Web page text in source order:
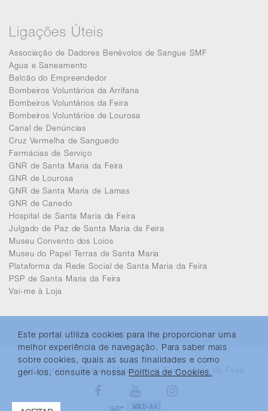
Este portal utiliza cookies para lhe proporcionar uma
melhor experiência de navegação. Para saber mais
sobre cookies, quais as suas finalidades e como
geri-los, consulte a nossa Política de Cookies.
Ligações Úteis
Associação de Dadores Benévolos de Sangue SMF
Agua e Saneamento
Balcão do Empreendedor
Bombeiros Voluntários da Arrifana
Bombeiros Voluntários da Feira
Bombeiros Voluntários de Lourosa
Canal de Denúncias
Cruz Vermelha de Sanguedo
Farmácias de Serviço
GNR de Santa Maria da Feira
GNR de Lourosa
GNR de Santa Maria de Lamas
GNR de Canedo
Hospital de Santa Maria da Feira
Julgado de Paz de Santa Maria da Feira
Museu Convento dos Loios
Museu do Papel Terras de Santa Maria
Plataforma da Rede Social de Santa Maria da Feira
PSP de Santa Maria da Feira
Vai-me à Loja
© Copyright - Câmara Municipal de Santa Maria da Feira
FacebookYoutube